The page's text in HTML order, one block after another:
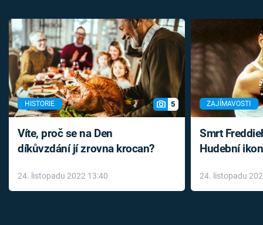
HISTORIE 5
Víte, proč se na Den
díkůvzdání jí zrovna krocan?
24. listopadu 2022 13:40
ZAJÍMAVOSTI
Smrt
Hudební
léky
24. listopadu